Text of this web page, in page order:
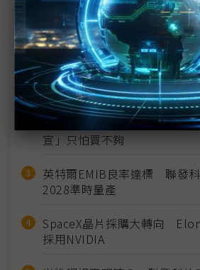
近７天熱門報導
MLCC訂單過熱、出貨比創
建熱潮將趨緩
2027全年記憶體產能提前售
宣」只怕買不夠
英特爾EMIB良率達標 聯發
2028準時量產
SpaceX晶片採購大轉向
採用NVIDIA